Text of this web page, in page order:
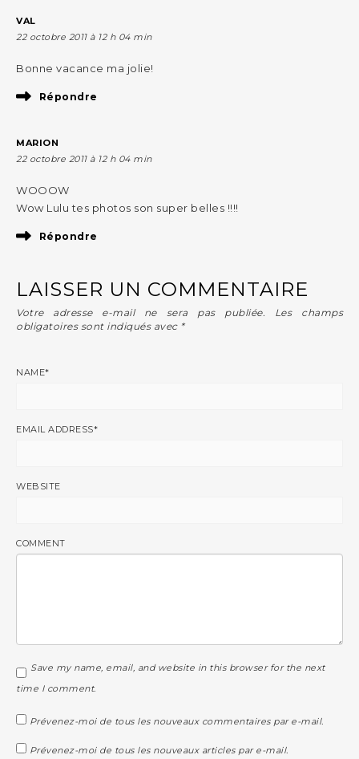
VAL
22 octobre 2011 à 12 h 04 min
Bonne vacance ma jolie!
Répondre
MARION
22 octobre 2011 à 12 h 04 min
WOOOW
Wow Lulu tes photos son super belles !!!!
Répondre
LAISSER UN COMMENTAIRE
Votre adresse e-mail ne sera pas publiée.
Les champs
obligatoires sont indiqués avec *
NAME*
EMAIL ADDRESS*
WEBSITE
COMMENT
Save my name, email, and website in this browser for the next
time I comment.
Prévenez-moi de tous les nouveaux commentaires par e-mail.
Prévenez-moi de tous les nouveaux articles par e-mail.